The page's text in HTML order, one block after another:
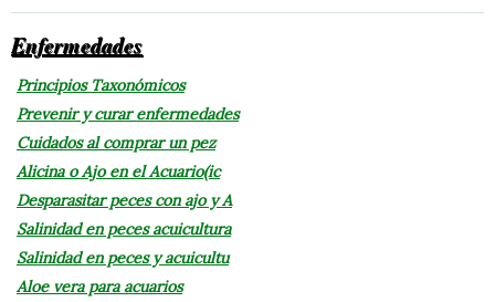
Enfermedades
Principios Taxonómicos
Prevenir y curar enfermedades
Cuidados al comprar un pez
Alicina o Ajo en el Acuario(ic
Desparasitar peces con ajo y A
Salinidad en peces acuicultura
Salinidad en peces y acuicultu
Aloe vera para acuarios